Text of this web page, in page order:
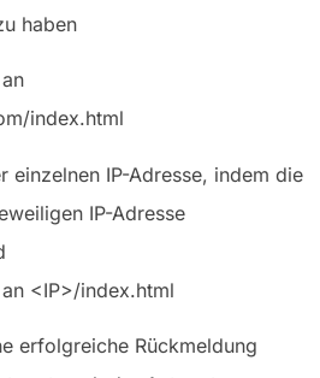
haben
index.html
einzelnen IP-Adresse, indem die
IP-Adresse
<IP>/index.html
erfolgreiche Rückmeldung